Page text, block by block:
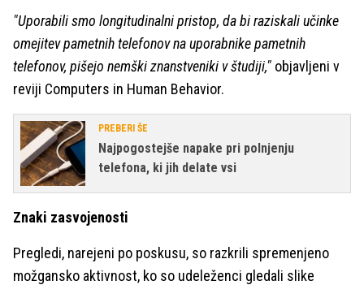
"Uporabili smo longitudinalni pristop, da bi raziskali učinke
omejitev pametnih telefonov na uporabnike pametnih
telefonov, pišejo nemški znanstveniki v študiji," objavljeni v
reviji Computers in Human Behavior.
PREBERI ŠE
Najpogostejše napake pri polnjenju
telefona, ki jih delate vsi
Znaki zasvojenosti
Pregledi, narejeni po poskusu, so razkrili spremenjeno
možgansko aktivnost, ko so udeleženci gledali slike